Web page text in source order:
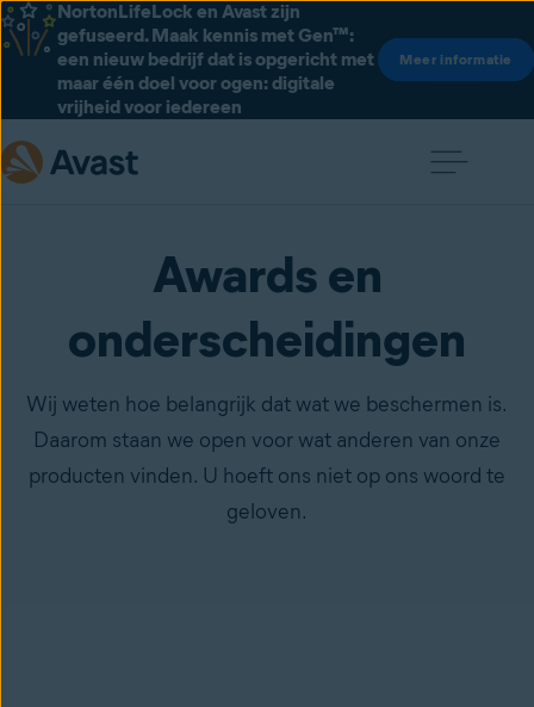
NortonLifeLock en Avast zijn
gefuseerd. Maak kennis met Gen™:
een nieuw bedrijf dat is opgericht met
maar één doel voor ogen: digitale
vrijheid voor iedereen
Meer informatie
Awards en
onderscheidingen
Wij weten hoe belangrijk dat wat we beschermen is.
Daarom staan we open voor wat anderen van onze
producten vinden. U hoeft ons niet op ons woord te
geloven.